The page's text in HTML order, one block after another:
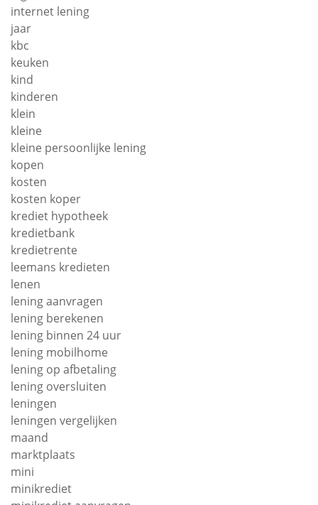
internet lening
jaar
kbc
keuken
kind
kinderen
klein
kleine
kleine persoonlijke lening
kopen
kosten
kosten koper
krediet hypotheek
kredietbank
kredietrente
leemans kredieten
lenen
lening aanvragen
lening berekenen
lening binnen 24 uur
lening mobilhome
lening op afbetaling
lening oversluiten
leningen
leningen vergelijken
maand
marktplaats
mini
minikrediet